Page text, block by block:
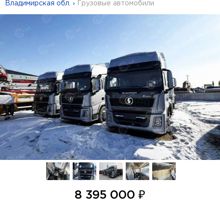
Владимирская обл. › Грузовые автомобили
8 395 000 ₽